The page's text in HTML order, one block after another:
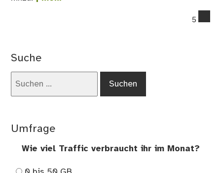
5
Suche
Umfrage
Wie viel Traffic verbraucht ihr im Monat?